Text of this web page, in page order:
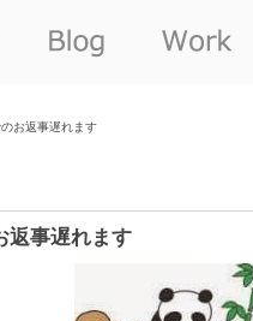
お返事遅れます
事遅れます